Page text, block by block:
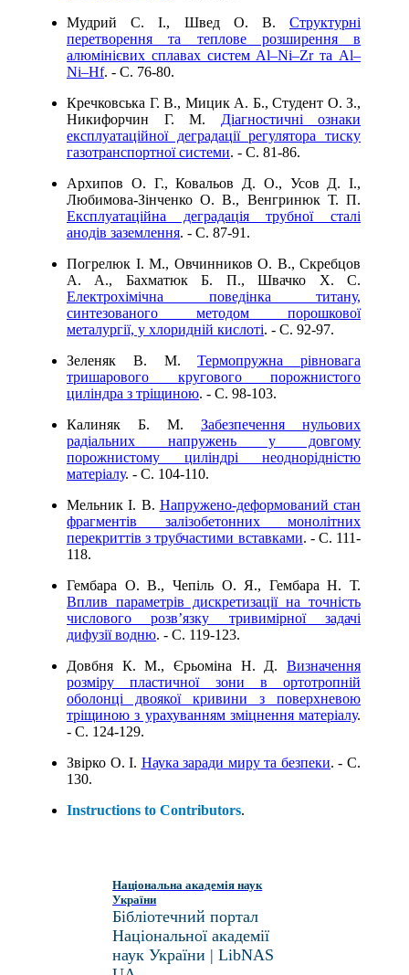
Мудрий С. І., Швед О. В. Структурні
перетворення та теплове розширення в
алюмінієвих сплавах систем Al–Ni–Zr та Al–
Ni–Hf. - C. 76-80.
Кречковська Г. В., Мицик А. Б., Студент О. З.,
Никифорчин Г. М. Діагностичні ознаки
експлуатаційної деградації регулятора тиску
газотранспортної системи. - C. 81-86.
Архипов О. Г., Ковальов Д. О., Усов Д. І.,
Любимова-Зінченко О. В., Венгринюк Т. П.
Експлуатаційна деградація трубної сталі
анодів заземлення. - C. 87-91.
Погрелюк І. М., Овчинников О. В., Скребцов
А. А., Бахматюк Б. П., Швачко Х. С.
Електрохімічна поведінка титану,
синтезованого методом порошкової
металургії, у хлоридній кислоті. - C. 92-97.
Зеленяк В. М.Термопружна рівновага
тришарового кругового порожнистого
циліндра з тріщиною. - C. 98-103.
Калиняк Б. М. Забезпечення нульових
радіальних напружень у довгому
порожнистому циліндрі неоднорідністю
матеріалу. - C. 104-110.
Мельник І. В. Напружено-деформований стан
фрагментів залізобетонних монолітних
перекриттів з трубчастими вставками. - C. 111-
118.
Гембара О. В., Чепіль О. Я., Гембара Н. Т.
Вплив параметрів дискретизації на точність
числового розв’язку тривимірної задачі
дифузії водню. - C. 119-123.
Довбня К. М., Єрьоміна Н. Д. Визначення
розміру пластичної зони в ортотропній
оболонці двоякої кривини з поверхневою
тріщиною з урахуванням зміцнення матеріалу.
- C. 124-129.
Звірко О. І. Наука заради миру та безпеки. - C.
130.
Instructions to Contributors.
Національна академія наук
України
Бібліотечний портал
Національної академії
наук України | LibNAS